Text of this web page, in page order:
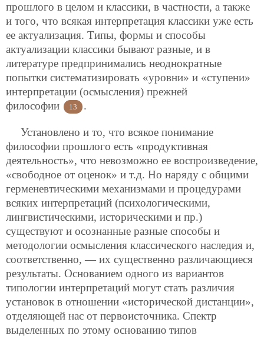
прошлого в целом и классики, в частности, а также
и того, что всякая интерпретация классики уже есть
ее актуализация. Типы, формы и способы
актуализации классики бывают разные, и в
литературе предпринимались неоднократные
попытки систематизировать «уровни» и «ступени»
интерпретации (осмысления) прежней
философии
13 .
Установлено и то, что всякое понимание
философии прошлого есть «продуктивная
деятельность», что невозможно ее воспроизведение,
«свободное от оценок» и т.д. Но наряду с общими
герменевтическими механизмами и процедурами
всяких интерпретаций (психологическими,
лингвистическими, историческими и пр.)
существуют и осознанные разные способы и
методологии осмысления классического наследия и,
соответственно, — их существенно различающиеся
результаты. Основанием одного из вариантов
типологии интерпретаций могут стать различия
установок в отношении «исторической дистанции»,
отделяющей нас от первоисточника. Спектр
выделенных по этому основанию типов